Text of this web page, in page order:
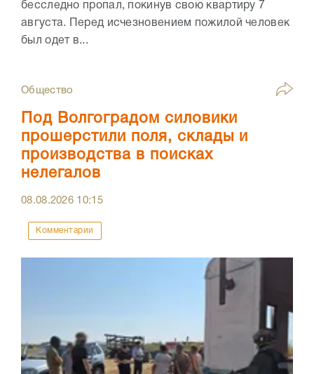
бесследно пропал, покинув свою квартиру 7
августа. Перед исчезновением пожилой человек
был одет в...
Общество
Под Волгоградом силовики
прошерстили поля, склады и
производства в поисках
нелегалов
08.08.2026 10:15
Комментарии